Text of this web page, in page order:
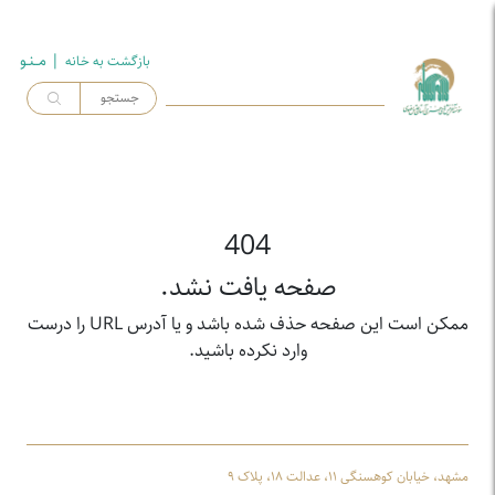
بازگشت به خـانه | مــنـو
404
صفحه یافت نشد.
ممکن است این صفحه حذف شده باشد و یا آدرس URL را درست
وارد نکرده باشید.
مشهد، خیابان کوهسنگی ۱۱، عدالت ۱۸، پلاک ۹